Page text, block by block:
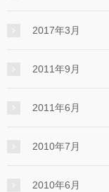
2017年3月
2011年9月
2011年6月
2010年7月
2010年6月